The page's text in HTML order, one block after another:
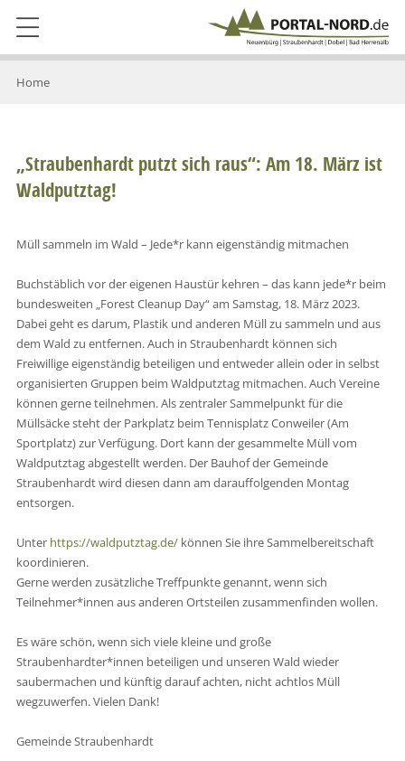
Home
„Straubenhardt putzt sich raus“: Am 18. März ist
Waldputztag!
Müll sammeln im Wald – Jede*r kann eigenständig mitmachen
Buchstäblich vor der eigenen Haustür kehren – das kann jede*r beim
bundesweiten „Forest Cleanup Day“ am Samstag, 18. März 2023.
Dabei geht es darum, Plastik und anderen Müll zu sammeln und aus
dem Wald zu entfernen. Auch in Straubenhardt können sich
Freiwillige eigenständig beteiligen und entweder allein oder in selbst
organisierten Gruppen beim Waldputztag mitmachen. Auch Vereine
können gerne teilnehmen. Als zentraler Sammelpunkt für die
Müllsäcke steht der Parkplatz beim Tennisplatz Conweiler (Am
Sportplatz) zur Verfügung. Dort kann der gesammelte Müll vom
Waldputztag abgestellt werden. Der Bauhof der Gemeinde
Straubenhardt wird diesen dann am darauffolgenden Montag
entsorgen.
Unter https://waldputztag.de/können Sie ihre Sammelbereitschaft
koordinieren.
Gerne werden zusätzliche Treffpunkte genannt, wenn sich
Teilnehmer*innen aus anderen Ortsteilen zusammenfinden wollen.
Es wäre schön, wenn sich viele kleine und große
Straubenhardter*innen beteiligen und unseren Wald wieder
saubermachen und künftig darauf achten, nicht achtlos Müll
wegzuwerfen. Vielen Dank!
Gemeinde Straubenhardt